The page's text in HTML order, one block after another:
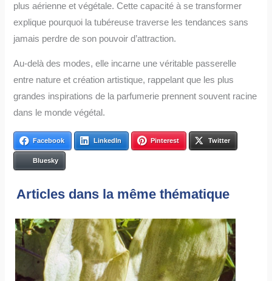
plus aérienne et végétale. Cette capacité à se transformer
explique pourquoi la tubéreuse traverse les tendances sans
jamais perdre de son pouvoir d’attraction.
Au-delà des modes, elle incarne une véritable passerelle
entre nature et création artistique, rappelant que les plus
grandes inspirations de la parfumerie prennent souvent racine
dans le monde végétal.
Facebook LinkedIn Pinterest Twitter
Bluesky
Articles dans la même thématique